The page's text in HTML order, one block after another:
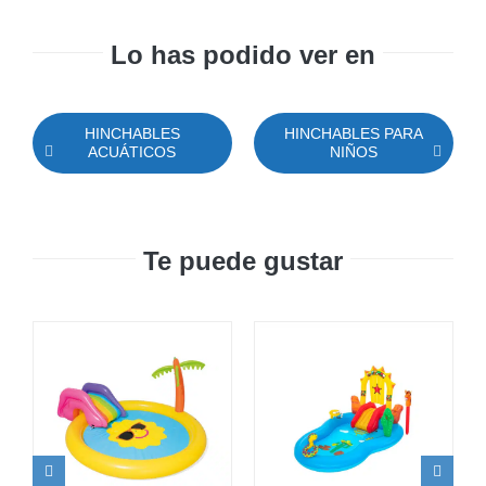
Lo has podido ver en
HINCHABLES
ACUÁTICOS
HINCHABLES PARA
NIÑOS
Te puede gustar